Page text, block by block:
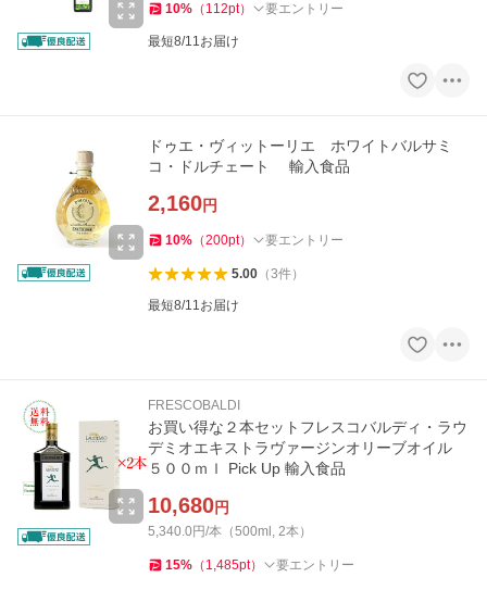
10% （ 112pt） 要エントリー
最短8/11お届け
ドゥエ・ヴィットーリエ ホワイトバルサミ
コ・ドルチェート 輸入食品
2,160円
10% （200pt） 要エントリー
5.00（3件）
最短8/11お届け
FRESCOBALDI
お買い得な２本セットフレスコバルディ・ラウ
デミオエキストラヴァージンオリーブオイル
５００ｍｌ Pick Up 輸入食品
10,680円
5,340.0円/本（500ml, 2本）
15% （ 1,485pt） 要エントリー